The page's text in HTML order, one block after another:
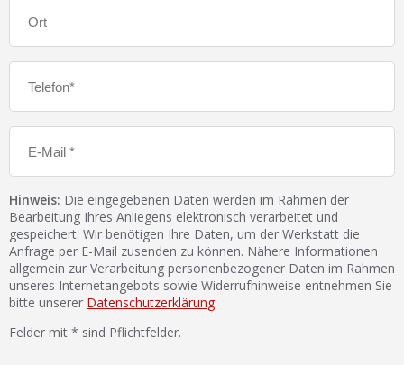
Hinweis: Die eingegebenen Daten werden im Rahmen der
Bearbeitung Ihres Anliegens elektronisch verarbeitet und
gespeichert. Wir benötigen Ihre Daten, um der Werkstatt die
Anfrage per E-Mail zusenden zu können. Nähere Informationen
allgemein zur Verarbeitung personenbezogener Daten im Rahmen
unseres Internetangebots sowie Widerrufhinweise entnehmen Sie
bitte unserer Datenschutzerklärung.
Felder mit * sind Pflichtfelder.